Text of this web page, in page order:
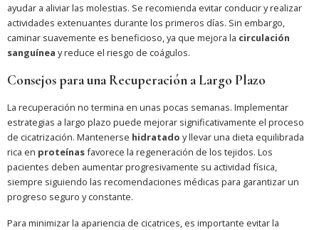
ayudar a aliviar las molestias. Se recomienda evitar conducir y realizar
actividades extenuantes durante los primeros días. Sin embargo,
caminar suavemente es beneficioso, ya que mejora la circulación
sanguínea y reduce el riesgo de coágulos.
Consejos para una Recuperación a Largo Plazo
La recuperación no termina en unas pocas semanas. Implementar
estrategias a largo plazo puede mejorar significativamente el proceso
de cicatrización. Mantenerse hidratado y llevar una dieta equilibrada
rica en proteínasfavorece la regeneración de los tejidos. Los
pacientes deben aumentar progresivamente su actividad física,
siempre siguiendo las recomendaciones médicas para garantizar un
progreso seguro y constante.
Para minimizar la apariencia de cicatrices, es importante evitar la